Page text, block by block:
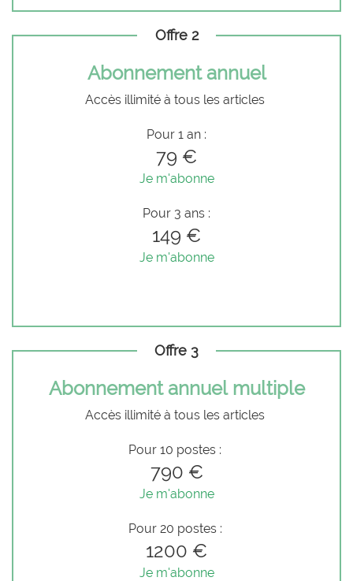
Offre 2
Abonnement annuel
Accès illimité à tous les articles
Pour 1 an :
79 €
Je m'abonne
Pour 3 ans :
149 €
Je m'abonne
Offre 3
Abonnement annuel multiple
Accès illimité à tous les articles
Pour 10 postes :
790 €
Je m'abonne
Pour 20 postes :
1200 €
Je m'abonne